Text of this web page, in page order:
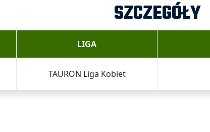
SZCZEGÓŁY
LIGA
TAURON Liga Kobiet